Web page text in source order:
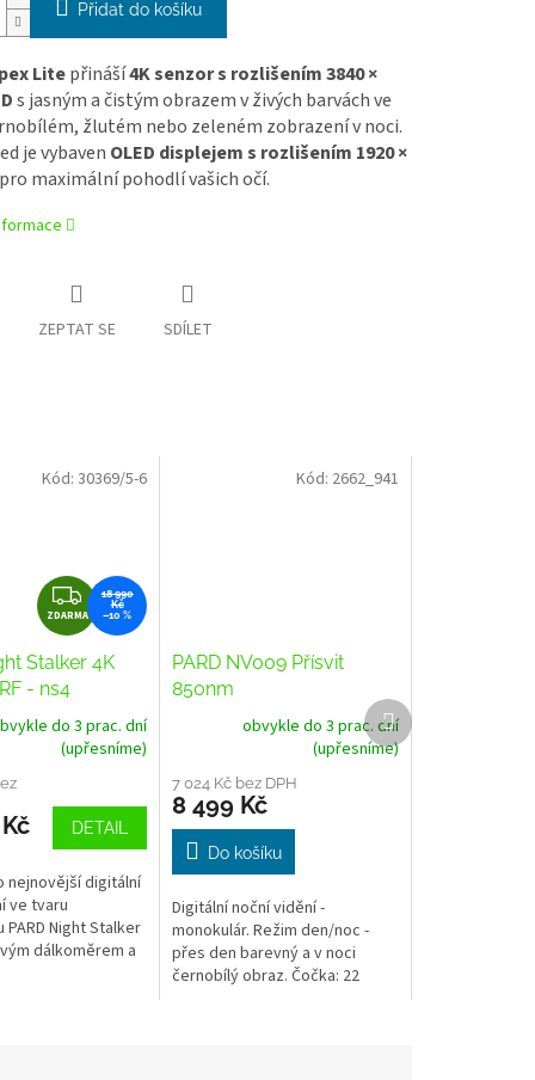
Přidat do košíku
Litepřináší4K senzor s rozlišením 3840 ×
s jasným a čistým obrazem v živých barvách ve
žlutém nebo zeleném zobrazení v noci.
je vybaven OLED displejem s rozlišením 1920 ×
maximální pohodlí vašich očí.
ZEPTAT SE SDÍLET
Z
D
A
R
A
ZDARMA
18 990
Kč
–10 %
Stalker 4K
- ns4
do 3 prac. dní
(upřesníme)
DETAIL
nejnovější digitální
ve tvaru
Night Stalker
dálkoměrem a
Kód:30369/5-6
PARD NV009 Přísvit
850nm
obvykle do 3 prac. dní
(upřesníme)
7 024 Kč bez DPH
8 499 Kč
Do košíku
Digitální noční vidění -
monokulár. Režim den/noc -
přes den barevný a v noci
černobílý obraz. Čočka: 22
Kód: 2662_941
Další
produkt